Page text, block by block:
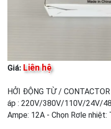
Giá: Liên hệ
HỞI ĐỘNG TỪ /
áp : 220V/380V/110V/24V/
Ampe: 12A - Chọn Rơle nhiệt: